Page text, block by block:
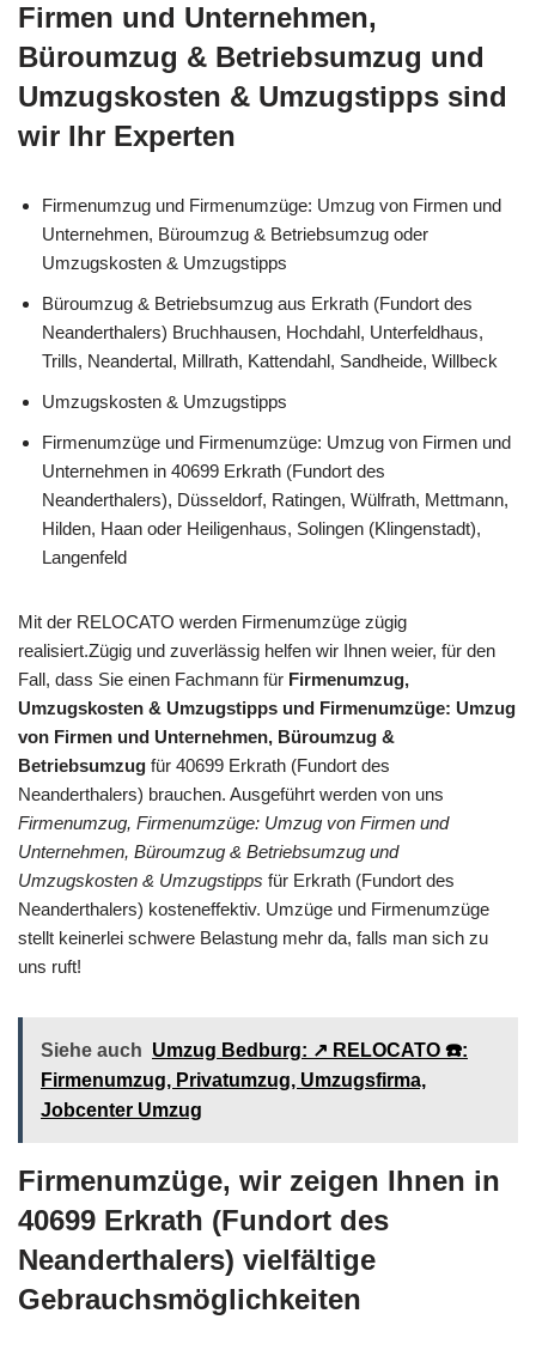
Firmen und Unternehmen,
Büroumzug & Betriebsumzug und
Umzugskosten & Umzugstipps sind
wir Ihr Experten
Firmenumzug und Firmenumzüge: Umzug von Firmen und
Unternehmen, Büroumzug & Betriebsumzug oder
Umzugskosten & Umzugstipps
Büroumzug & Betriebsumzug aus Erkrath (Fundort des
Neanderthalers) Bruchhausen, Hochdahl, Unterfeldhaus,
Trills, Neandertal, Millrath, Kattendahl, Sandheide, Willbeck
Umzugskosten & Umzugstipps
Firmenumzüge und Firmenumzüge: Umzug von Firmen und
Unternehmen in 40699 Erkrath (Fundort des
Neanderthalers), Düsseldorf, Ratingen, Wülfrath, Mettmann,
Hilden, Haan oder Heiligenhaus, Solingen (Klingenstadt),
Langenfeld
Mit der RELOCATO werden Firmenumzüge zügig
realisiert.Zügig und zuverlässig helfen wir Ihnen weier, für den
Fall, dass Sie einen Fachmann für Firmenumzug,
Umzugskosten & Umzugstipps und Firmenumzüge: Umzug
von Firmen und Unternehmen, Büroumzug &
Betriebsumzug für 40699 Erkrath (Fundort des
Neanderthalers) brauchen. Ausgeführt werden von uns
Firmenumzug, Firmenumzüge: Umzug von Firmen und
Unternehmen, Büroumzug & Betriebsumzug und
Umzugskosten & Umzugstipps für Erkrath (Fundort des
Neanderthalers) kosteneffektiv. Umzüge und Firmenumzüge
stellt keinerlei schwere Belastung mehr da, falls man sich zu
uns ruft!
Siehe auch Umzug Bedburg: ↗️ RELOCATO ☎️:
Firmenumzug, Privatumzug, Umzugsfirma,
Jobcenter Umzug
Firmenumzüge, wir zeigen Ihnen in
40699 Erkrath (Fundort des
Neanderthalers) vielfältige
Gebrauchsmöglichkeiten